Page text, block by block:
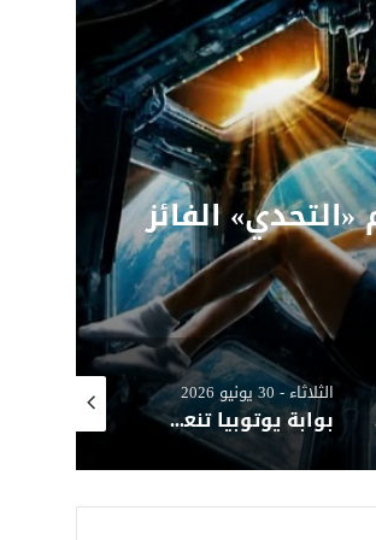
دولة قطر
أحزانهم
منذ يومين
القومي للمسرح يحتفي بمسيرة الفنان محمد عزت
منذ أسبوعين